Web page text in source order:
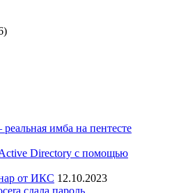
имба на пентесте
Directory с помощью
от ИКС 12.10.2023
сдала пароль